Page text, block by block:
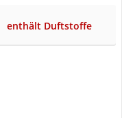
enthält Duftstoffe